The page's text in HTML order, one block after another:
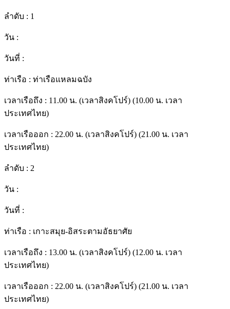
ลำดับ : 1
วัน :
วันที่ :
ท่าเรือ : ท่าเรือแหลมฉบัง
เวลาเรือถึง : 11.00 น. (เวลาสิงคโปร์) (10.00 น. เวลา
ประเทศไทย)
เวลาเรือออก : 22.00 น. (เวลาสิงคโปร์) (21.00 น. เวลา
ประเทศไทย)
ลำดับ : 2
วัน :
วันที่ :
ท่าเรือ : เกาะสมุย-อิสระตามอัธยาศัย
เวลาเรือถึง : 13.00 น. (เวลาสิงคโปร์) (12.00 น. เวลา
ประเทศไทย)
เวลาเรือออก : 22.00 น. (เวลาสิงคโปร์) (21.00 น. เวลา
ประเทศไทย)